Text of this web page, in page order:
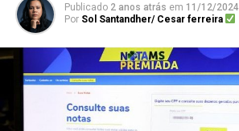
Publicado 2 anos atrás em 11/12/2024
Por Sol Santandher/ Cesar ferreira